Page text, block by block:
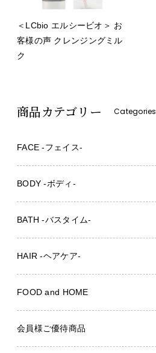
＜LCbio エルシービオ＞ お
客様の声 クレンジングミル
ク
商品カテゴリー Categories
FACE -フェイス-
BODY -ボディ-
BATH -バスタイム-
HAIR -ヘアケア-
FOOD and HOME
会員様ご優待商品